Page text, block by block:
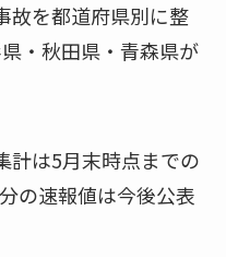
故を都道府県別に整
・秋田県・青森県が
計は5月末時点までの
の速報値は今後公表